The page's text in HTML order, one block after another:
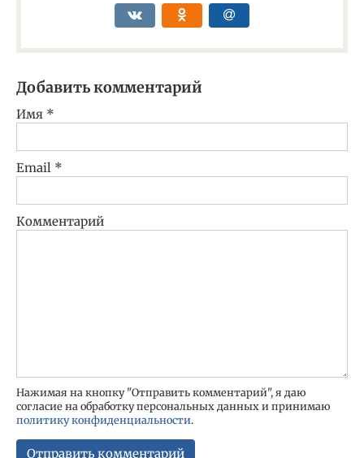
Добавить комментарий
Имя *
Email *
Комментарий
Нажимая на кнопку "Отправить комментарий", я даю
согласие на обработку персональных данных и принимаю
политику конфиденциальности.